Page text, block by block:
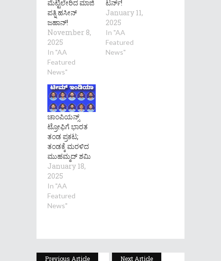
ಮೆಟ್ಟಿಲೇರಿದ ಮಾಜಿ
ಪತ್ನಿ ಹಸೀನ್
ಜಹಾನ್!
November 8,
2025
In "AA
Featured
News"
ಟರ್ನ್!
January 11,
2025
In "AA
Featured
News"
ಚಾಂಪಿಯನ್ಸ್
ಟ್ರೋಫಿಗೆ ಭಾರತ
ತಂಡ ಪ್ರಕಟ;
ತಂಡಕ್ಕೆ ಮರಳಿದ
ಮುಹಮ್ಮದ್ ಶಮಿ
January 18,
2025
In "AA
Featured
News"
Previous Article Next Article